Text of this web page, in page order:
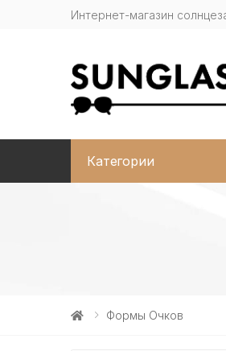
Интернет-магазин
Категории
Формы Очков